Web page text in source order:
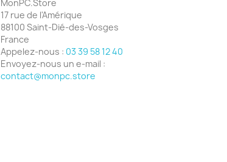
MonPC.Store
17 rue de l'Amérique
88100 Saint-Dié-des-Vosges
France
Appelez-nous : 03 39 58 12 40
Envoyez-nous un e-mail :
contact@monpc.store